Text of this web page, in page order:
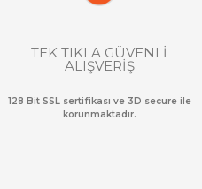
TEK TIKLA GÜVENLİ
ALIŞVERİŞ
128 Bit SSL sertifikası ve 3D secure ile
korunmaktadır.